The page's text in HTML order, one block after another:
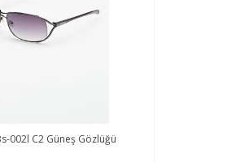
002l C2 Güneş Gözlüğü